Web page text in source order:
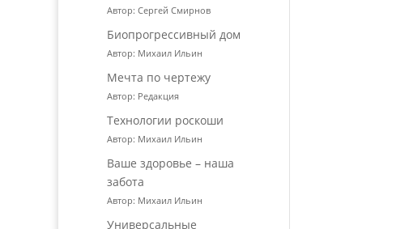
Автор: Сергей Смирнов
Биопрогрессивный дом
Автор: Михаил Ильин
Мечта по чертежу
Автор: Редакция
Технологии роскоши
Автор: Михаил Ильин
Ваше здоровье – наша
забота
Автор: Михаил Ильин
Универсальные